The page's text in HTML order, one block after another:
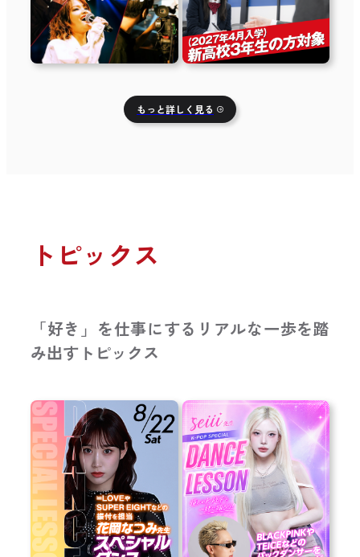
もっと詳しく見る
トピックス
「好き」を仕事にするリアルな一歩を踏
み出すトピックス